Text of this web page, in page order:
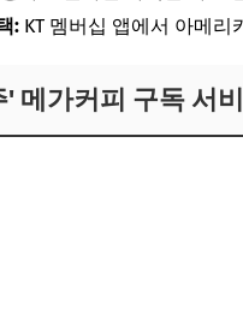
: KT 멤버십 앱에서 아메
' 메가커피 구독 서